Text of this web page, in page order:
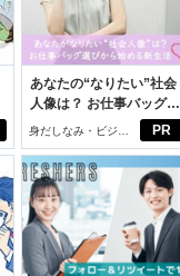
PR
あなたの“なりたい”社会
人像は？ お仕事バッグ選
びから始める新生活
身だしなみ・ビジネ
スアイテム